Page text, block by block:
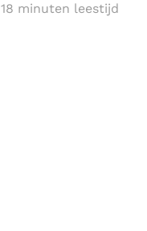
18 minuten leestijd